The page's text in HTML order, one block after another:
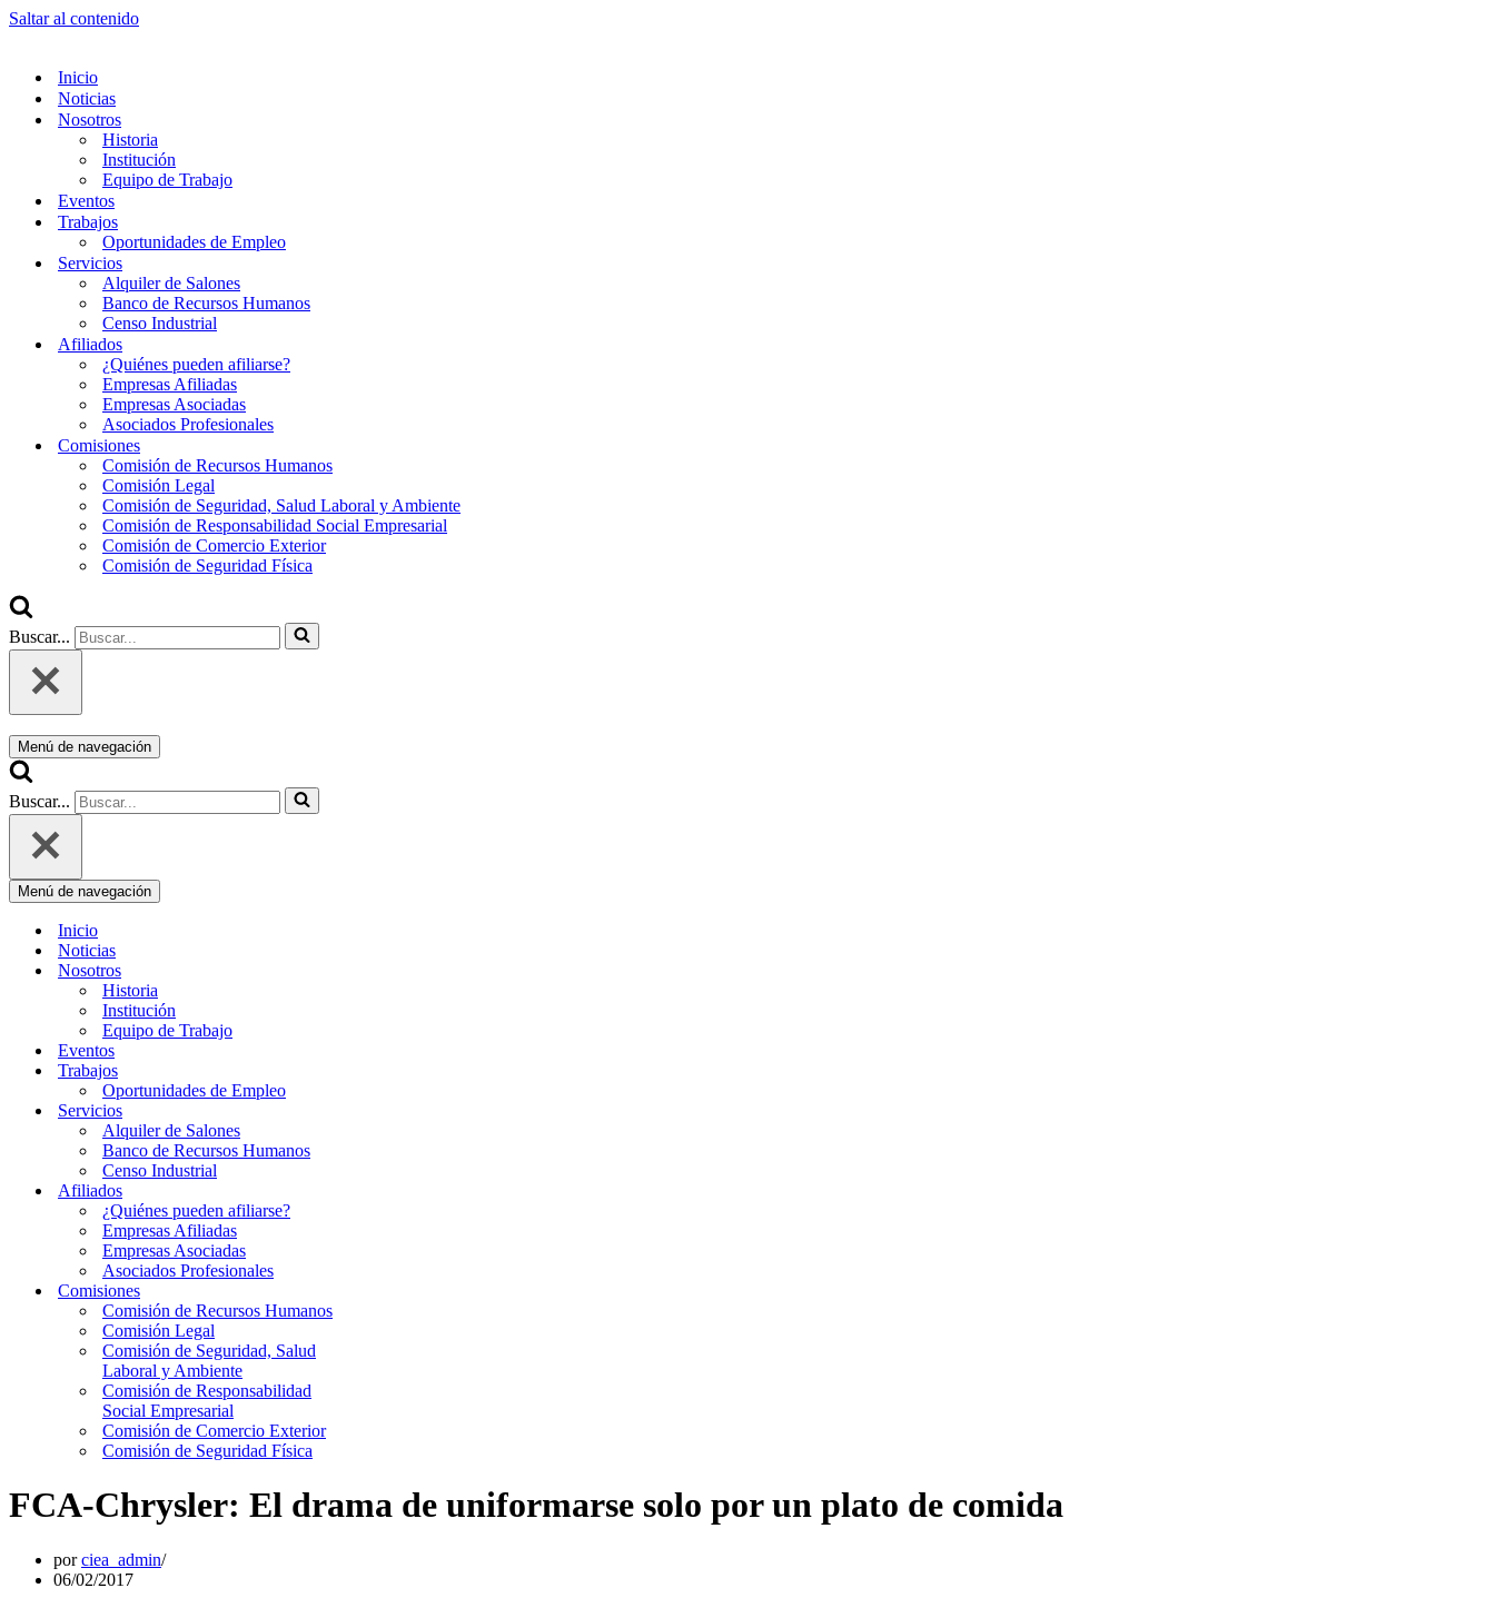
Saltar al contenido
Inicio
Noticias
Nosotros
Historia
Institución
Equipo de Trabajo
Eventos
Trabajos
Oportunidades de Empleo
Servicios
Alquiler de Salones
Banco de Recursos Humanos
Censo Industrial
Afiliados
¿Quiénes pueden afiliarse?
Empresas Afiliadas
Empresas Asociadas
Asociados Profesionales
Comisiones
Comisión de Recursos Humanos
Comisión Legal
Comisión de Seguridad, Salud Laboral y Ambiente
Comisión de Responsabilidad Social Empresarial
Comisión de Comercio Exterior
Comisión de Seguridad Física
Buscar...
Menú de navegación
Buscar...
Menú de navegación
Inicio
Noticias
Nosotros
Historia
Institución
Equipo de Trabajo
Eventos
Trabajos
Oportunidades de Empleo
Servicios
Alquiler de Salones
Banco de Recursos Humanos
Censo Industrial
Afiliados
¿Quiénes pueden afiliarse?
Empresas Afiliadas
Empresas Asociadas
Asociados Profesionales
Comisiones
Comisión de Recursos Humanos
Comisión Legal
Comisión de Seguridad, Salud
Laboral y Ambiente
Comisión de Responsabilidad
Social Empresarial
Comisión de Comercio Exterior
Comisión de Seguridad Física
FCA-Chrysler: El drama de uniformarse solo por un plato de comida
porciea_admin
06/02/2017